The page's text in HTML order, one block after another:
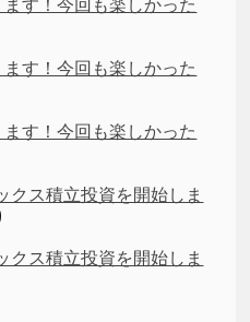
す！今回も楽しかった
す！今回も楽しかった
す！今回も楽しかった
クス積立投資を開始しま
クス積立投資を開始しま